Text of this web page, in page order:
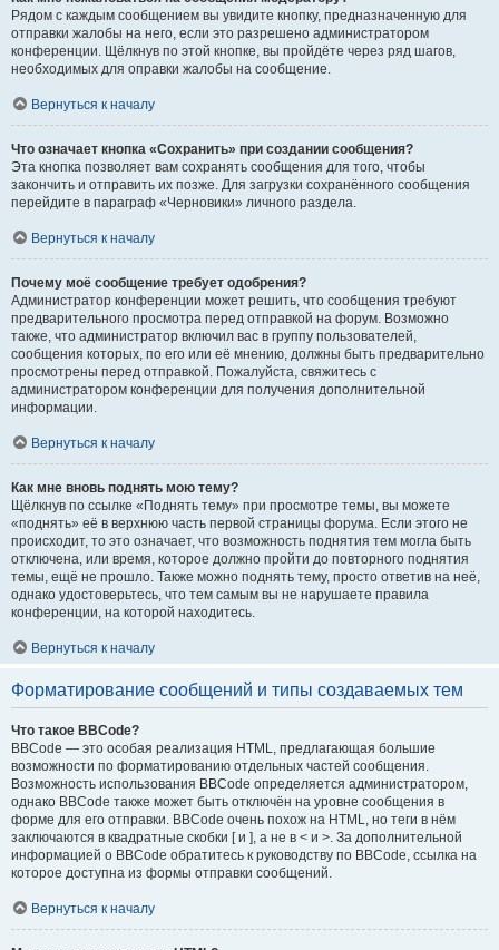
Рядом с каждым сообщением вы увидите кнопку, предназначенную для
отправки жалобы на него, если это разрешено администратором
конференции. Щёлкнув по этой кнопке, вы пройдёте через ряд шагов,
необходимых для оправки жалобы на сообщение.
Вернуться к началу
Что означает кнопка «Сохранить» при создании сообщения?
Эта кнопка позволяет вам сохранять сообщения для того, чтобы
закончить и отправить их позже. Для загрузки сохранённого сообщения
перейдите в параграф «Черновики» личного раздела.
Вернуться к началу
Почему моё сообщение требует одобрения?
Администратор конференции может решить, что сообщения требуют
предварительного просмотра перед отправкой на форум. Возможно
также, что администратор включил вас в группу пользователей,
сообщения которых, по его или её мнению, должны быть предварительно
просмотрены перед отправкой. Пожалуйста, свяжитесь с
администратором конференции для получения дополнительной
информации.
Вернуться к началу
Как мне вновь поднять мою тему?
Щёлкнув по ссылке «Поднять тему» при просмотре темы, вы можете
«поднять» её в верхнюю часть первой страницы форума. Если этого не
происходит, то это означает, что возможность поднятия тем могла быть
отключена, или время, которое должно пройти до повторного поднятия
темы, ещё не прошло. Также можно поднять тему, просто ответив на неё,
однако удостоверьтесь, что тем самым вы не нарушаете правила
конференции, на которой находитесь.
Вернуться к началу
Форматирование сообщений и типы создаваемых тем
Что такое BBCode?
BBCode — это особая реализация HTML, предлагающая большие
возможности по форматированию отдельных частей сообщения.
Возможность использования BBCode определяется администратором,
однако BBCode также может быть отключён на уровне сообщения в
форме для его отправки. BBCode очень похож на HTML, но теги в нём
заключаются в квадратные скобки [ и ], а не в < и >. За дополнительной
информацией о BBCode обратитесь к руководству по BBCode, ссылка на
которое доступна из формы отправки сообщений.
Вернуться к началу